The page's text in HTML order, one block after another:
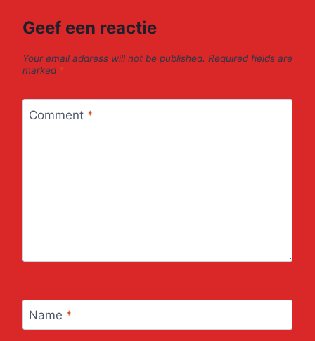
Geef een reactie
Your email address will not be published. Required fields are
marked *
Comment *
Name *